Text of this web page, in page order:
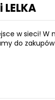
w sieci!
do